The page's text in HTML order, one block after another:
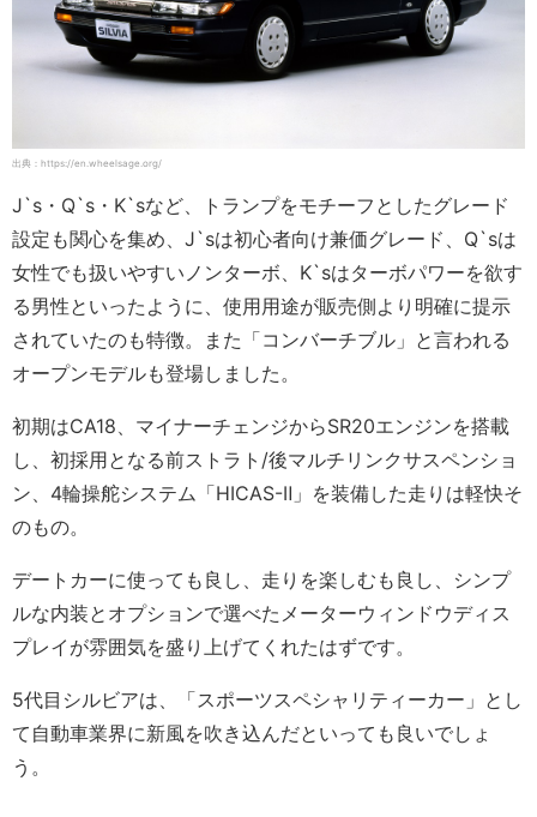
出典：https://en.wheelsage.org/
J`s・Q`s・K`sなど、トランプをモチーフとしたグレード
設定も関心を集め、J`sは初心者向け兼価グレード、Q`sは
女性でも扱いやすいノンターボ、K`sはターボパワーを欲す
る男性といったように、使用用途が販売側より明確に提示
されていたのも特徴。また「コンバーチブル」と言われる
オープンモデルも登場しました。
初期はCA18、マイナーチェンジからSR20エンジンを搭載
し、初採用となる前ストラト/後マルチリンクサスペンショ
ン、4輪操舵システム「HICAS-Ⅱ」を装備した走りは軽快そ
のもの。
デートカーに使っても良し、走りを楽しむも良し、シンプ
ルな内装とオプションで選べたメーターウィンドウディス
プレイが雰囲気を盛り上げてくれたはずです。
5代目シルビアは、「スポーツスペシャリティーカー」とし
て自動車業界に新風を吹き込んだといっても良いでしょ
う。